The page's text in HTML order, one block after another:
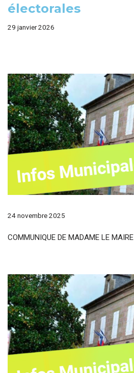
électorales
29 janvier 2026
24 novembre 2025
COMMUNIQUE DE MADAME LE MAIRE